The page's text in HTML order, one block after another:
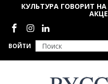
Перейти к основному
ВОЙТИ
КУЛЬТУРА ГОВОРИТ
Социальные сети